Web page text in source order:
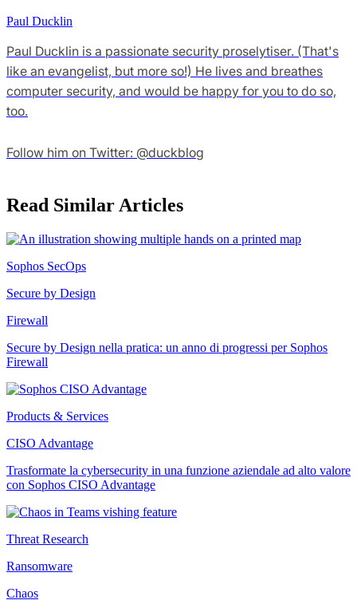
Paul Ducklin
Paul Ducklin is a passionate security proselytiser. (That's
like an evangelist, but more so!) He lives and breathes
computer security, and would be happy for you to do so,
too.
Follow him on Twitter: @duckblog
Read Similar Articles
Sophos SecOps
Secure by Design
Firewall
Secure by Design nella pratica: un anno di progressi per Sophos
Firewall
Products & Services
CISO Advantage
Trasformate la cybersecurity in una funzione aziendale ad alto valore
con Sophos CISO Advantage
Threat Research
Ransomware
Chaos